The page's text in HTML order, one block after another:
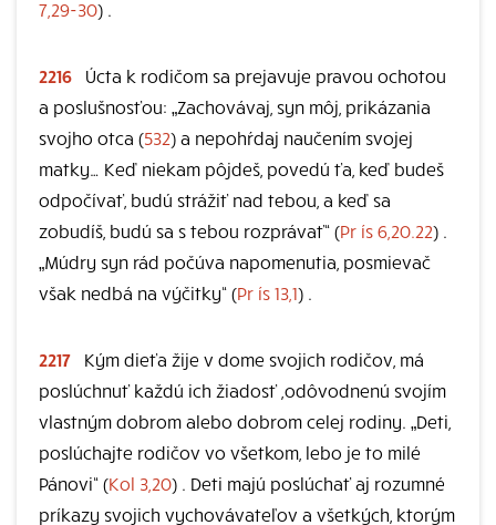
7,29-30) .
2216
Úcta k rodičom sa prejavuje pravou ochotou
a poslušnosťou: „Zachovávaj, syn môj, prikázania
svojho otca (532) a nepohŕdaj naučením svojej
matky… Keď niekam pôjdeš, povedú ťa, keď budeš
odpočívať, budú strážiť nad tebou, a keď sa
zobudíš, budú sa s tebou rozprávať“ (Pr ís 6,20.22) .
„Múdry syn rád počúva napomenutia, posmievač
však nedbá na výčitky“ (Pr ís 13,1) .
2217
Kým dieťa žije v dome svojich rodičov, má
poslúchnuť každú ich žiadosť ,odôvodnenú svojím
vlastným dobrom alebo dobrom celej rodiny. „Deti,
poslúchajte rodičov vo všetkom, lebo je to milé
Pánovi“ (Kol 3,20) . Deti majú poslúchať aj rozumné
príkazy svojich vychovávateľov a všetkých, ktorým